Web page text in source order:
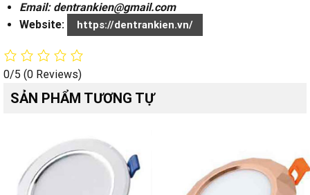
Email: dentrankien@gmail.com
Website:
https://dentrankien.vn/
0/5 (0 Reviews)
SẢN PHẨM TƯƠNG TỰ